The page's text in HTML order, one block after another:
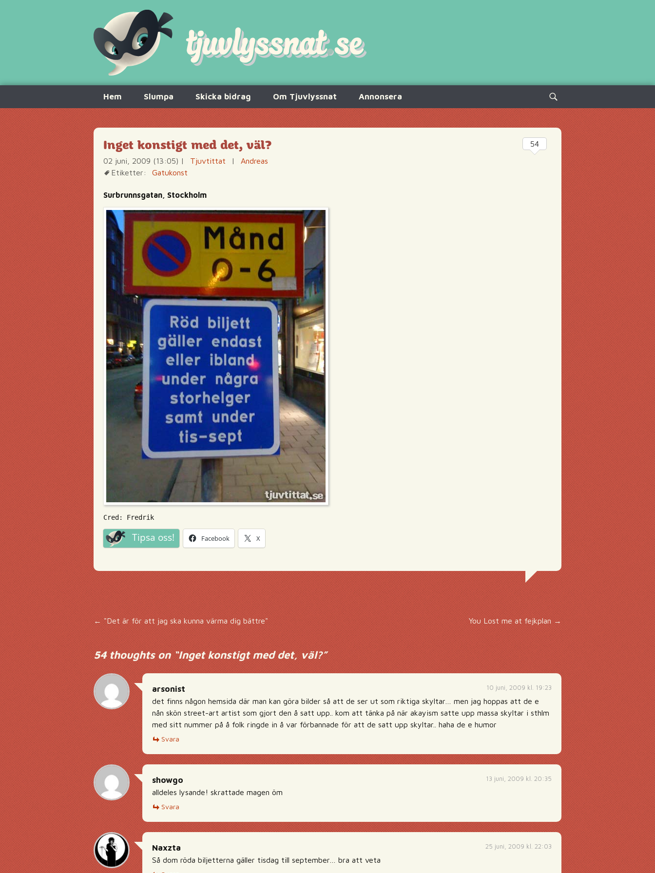
innehåll
Hem Slumpa Skicka bidrag Om Tjuvlyssnat Annonsera
Sök
efter:
Inget konstigt med det, väl?
02 juni, 2009 (13:05) | Tjuvtittat |
Andreas
Etiketter:
Gatukonst
Surbrunnsgatan, Stockholm
Cred: Fredrik
Tipsa oss! Facebook X
54
Inläggsnavigering
← "Det är för att jag ska kunna värma dig bättre" You Lost me at fejkplan →
54 thoughts on “Inget konstigt med det, väl?”
10 juni, 2009 kl. 19:23
arsonist
det finns någon hemsida där man kan göra bilder så att de ser ut som riktiga skyltar… men jag hoppas att de e
nån skön street-art artist som gjort den å satt upp.. kom att tänka på när akayism satte upp massa skyltar i sthlm
med sitt nummer på å folk ringde in å var förbannade för att de satt upp skyltar.. haha de e humor
Svara
13 juni, 2009 kl. 20:35
showgo
alldeles lysande! skrattade magen öm
Svara
25 juni, 2009 kl. 22:03
Naxzta
Så dom röda biljetterna gäller tisdag till september… bra att veta